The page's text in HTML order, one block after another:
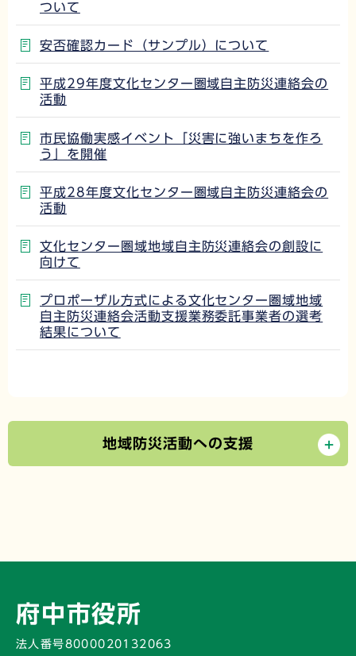
ついて
安否確認カード（サンプル）について
平成29年度文化センター圏域自主防災連絡会の
活動
市民協働実感イベント「災害に強いまちを作ろ
う」を開催
平成28年度文化センター圏域自主防災連絡会の
活動
文化センター圏域地域自主防災連絡会の創設に
向けて
プロポーザル方式による文化センター圏域地域
自主防災連絡会活動支援業務委託事業者の選考
結果について
地域防災活動への支援
府中市役所
法人番号8000020132063